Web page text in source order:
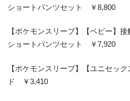
ショートパンツセット ￥8,800
【ポケモンスリープ】【ベビー】
ショートパンツセット ￥7,920
【ポケモンスリープ】【ユニセッ
ド ￥3,410